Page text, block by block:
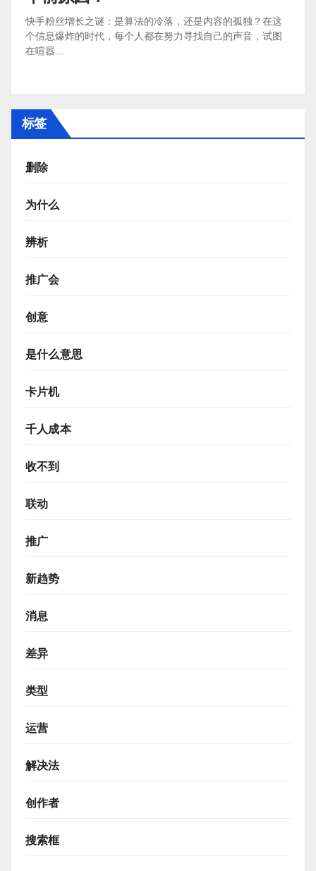
快手粉丝增长之谜：是算法的冷落，还是内容的孤独？在这
个信息爆炸的时代，每个人都在努力寻找自己的声音，试图
在喧嚣...
标签
删除
为什么
辨析
推广会
创意
是什么意思
卡片机
千人成本
收不到
联动
推广
新趋势
消息
差异
类型
运营
解决法
创作者
搜索框